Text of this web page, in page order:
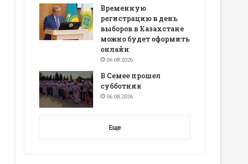
Временную
регистрацию в день
выборов в Казахстане
можно будет оформить
онлайн
06.08.2026
В Семее прошел
субботник
06.08.2026
Еще